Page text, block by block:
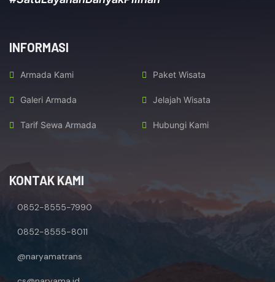
INFORMASI
Armada Kami
Galeri Armada
Tarif Sewa Armada
Paket Wisata
Jelajah Wisata
Hubungi Kami
KONTAK KAMI
0852-8555-7990
0852-8555-8011
@naryamatrans